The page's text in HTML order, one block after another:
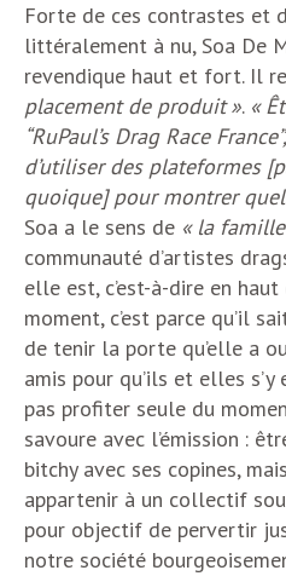
Forte de ces contrastes et
littéralement à nu, Soa De
revendique haut et fort. Il
placement de produit ». «
“RuPaul’s Drag Race
d’utiliser des plateformes
quoique] pour montrer
Soa a le sens de « la
communauté d’artistes
elle est, c’est-à-dire en
moment, c’est parce qu’il
de tenir la porte qu’elle a
amis pour qu’ils et elles
pas profiter seule du
savoure avec l’émission :
bitchy avec ses copines,
appartenir à un collectif
pour objectif de pervertir
notre société